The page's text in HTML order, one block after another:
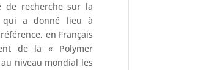
de recherche sur la
qui a donné lieu à
en Français
de la « Polymer
niveau mondial les